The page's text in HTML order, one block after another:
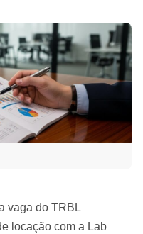
vaga do TRBL
locação com a Lab